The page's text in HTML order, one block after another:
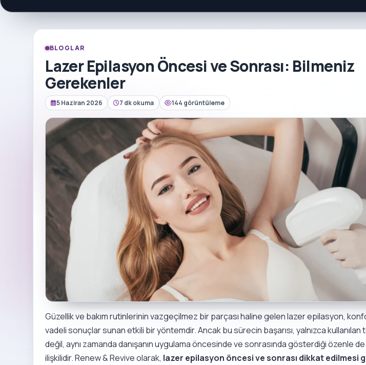
BLOGLAR
Lazer Epilasyon Öncesi ve Sonrası: Bilmeniz
Gerekenler
5 Haziran 2026 7 dk okuma 144 görüntüleme
Güzellik ve bakım rutinlerinin vazgeçilmez bir parçası haline gelen lazer epilasyon,
vadeli sonuçlar sunan etkili bir yöntemdir. Ancak bu sürecin başarısı, yalnızca
değil, aynı zamanda danışanın uygulama öncesinde ve sonrasında gösterdiği özenle de
ilişkilidir. Renew & Revive olarak, lazer epilasyon öncesi ve sonrası dikkat edilmesi